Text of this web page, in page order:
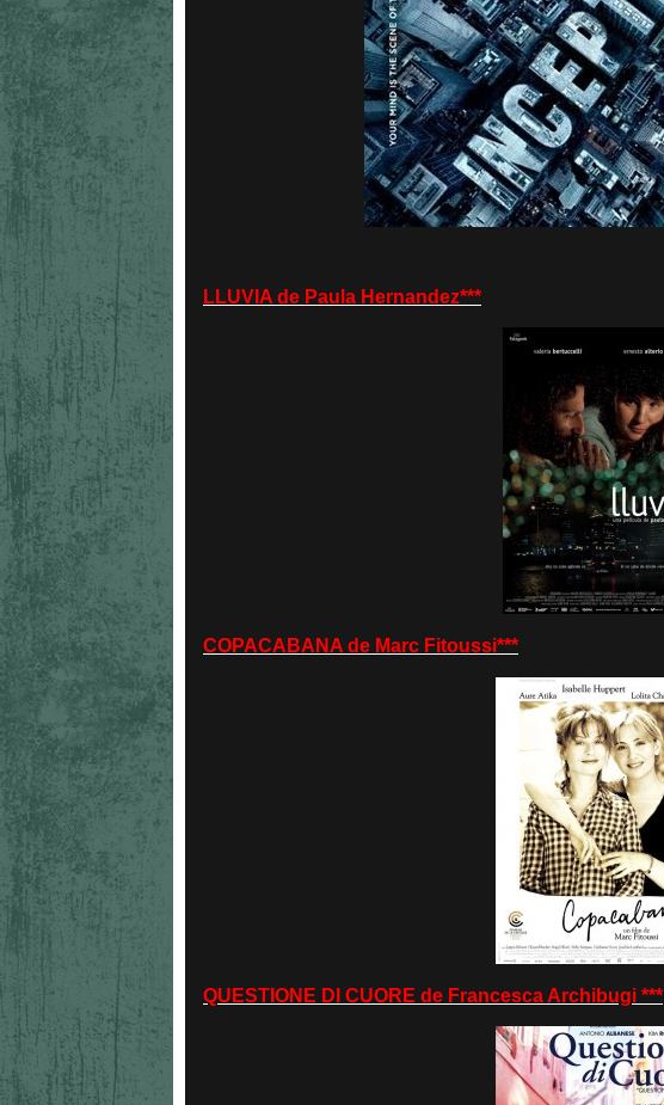
LLUVIA de Paula Hernandez***
COPACABANA de Marc Fitoussi***
QUESTIONE DI CUORE de Francesca Archibugi ***